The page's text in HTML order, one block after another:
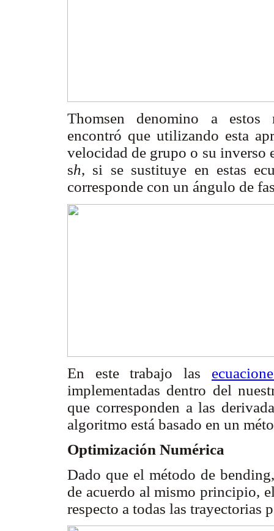
Thomsen denomino a estos
encontró que utilizando esta
velocidad de grupo o su inverso
sh, si se sustituye en estas
corresponde con un ángulo de
En este trabajo las
implementadas dentro del
que corresponden a las
algoritmo está basado en un
Optimización Numérica
Dado que el método de
de acuerdo al mismo principio,
respecto a todas las trayectorias